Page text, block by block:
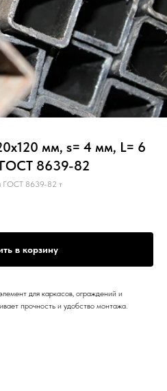
мм, s= 4 мм, L= 6
8639-82
ГОСТ 8639-82 т
в корзину
для каркасов, ограждений и
прочность и удобство монтажа.